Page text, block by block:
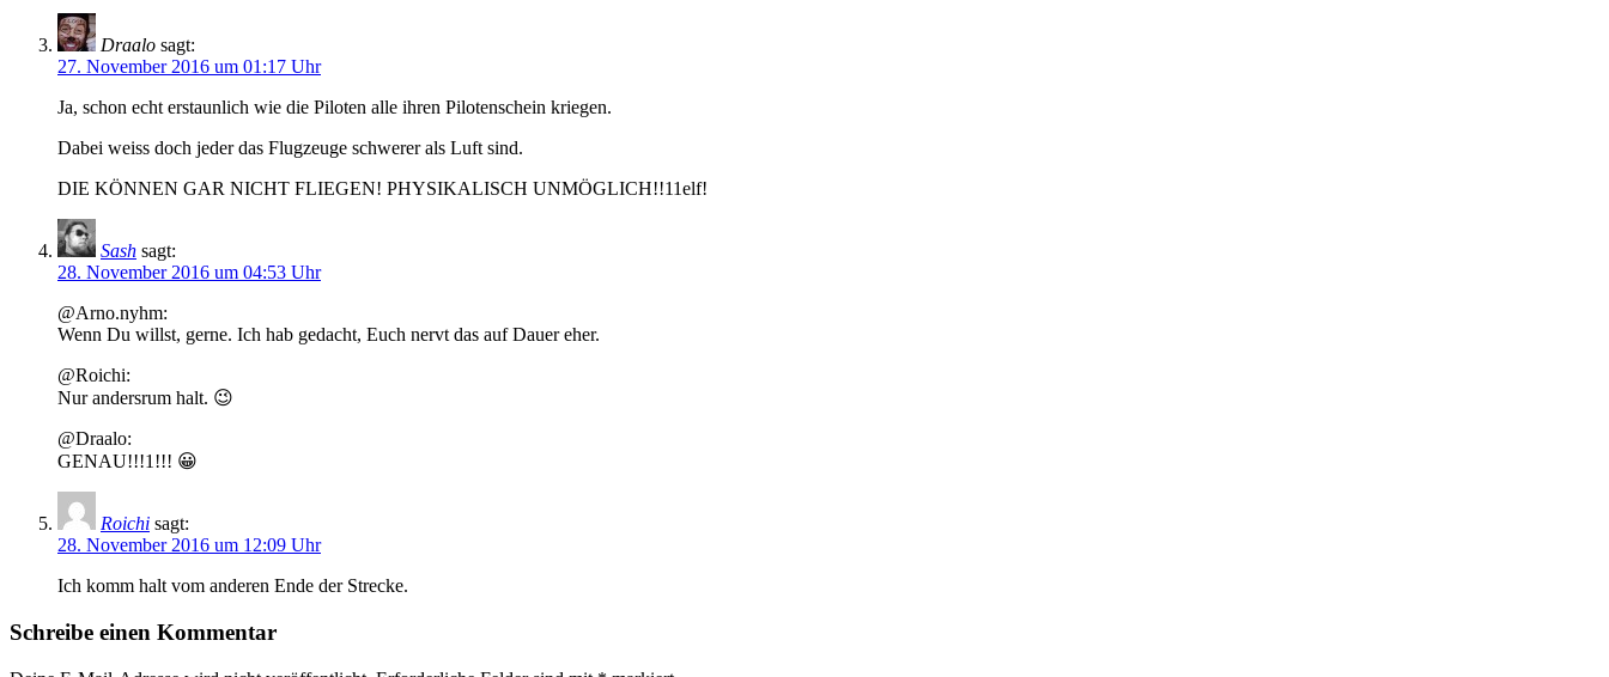
Draalo sagt:
27. November 2016 um 01:17 Uhr
Ja, schon echt erstaunlich wie die Piloten alle ihren Pilotenschein kriegen.
Dabei weiss doch jeder das Flugzeuge schwerer als Luft sind.
DIE KÖNNEN GAR NICHT FLIEGEN! PHYSIKALISCH UNMÖGLICH!!11elf!
Sash sagt:
28. November 2016 um 04:53 Uhr
@Arno.nyhm:
Wenn Du willst, gerne. Ich hab gedacht, Euch nervt das auf Dauer eher.
@Roichi:
Nur andersrum halt. 😉
@Draalo:
GENAU!!!1!!! 😀
Roichi sagt:
28. November 2016 um 12:09 Uhr
Ich komm halt vom anderen Ende der Strecke.
Schreibe einen Kommentar